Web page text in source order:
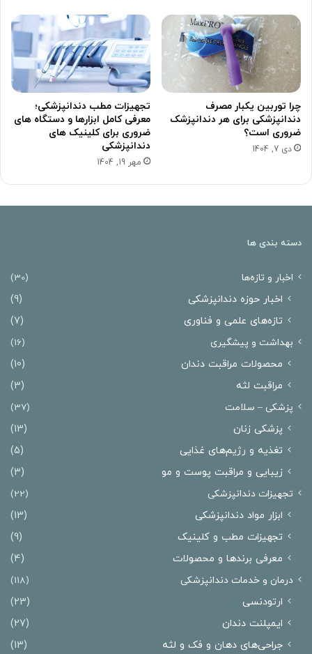
چرا توربین یکبار مصرف
دندانپزشکی برای هر دندانپزشک
ضروری است؟
دی 7, 1404
تجهیزات مطب دندانپزشکی؛
معرفی کامل ابزارها و دستگاه های
ضروری برای کلینیک های
دندانپزشکی
مهر 19, 1404
دسته بندی ها
اخبار و تازه‌ها (30)
اخبار حوزه دندانپزشکی
(9)
تازه‌های علمی و فناوری
(7)
بهداشت و پیشگیری (16)
محصولات مراقبت دندان
(10)
مراقبت لثه
(3)
پزشکی – سلامت (37)
پزشکی زنان
(13)
تغذیه و رژیم‌های غذایی
(5)
زیبایی و مراقبت پوست و مو
(3)
تجهیزات دندانپزشکی (22)
ابزار مواد دندانپزشکی
(13)
تجهیزات مطب و کلینیک
(9)
معرفی برندها و محصولات
(4)
درمان‌ و خدمات دندانپزشکی (118)
ارتودنسی
(23)
ایمپلنت دندان
(27)
جراحی‌های دهان و فک و لثه
(13)